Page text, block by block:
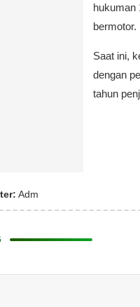
hukuman
bermotor.
Saat ini,
dengan
tahun
Adm